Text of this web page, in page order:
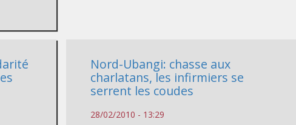
Nord-Ubangi: chasse aux
charlatans, les infirmiers se
serrent les coudes
28/02/2010 - 13:29